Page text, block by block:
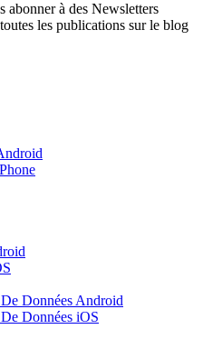
abonner à des Newsletters
les publications sur le blog
Données Android
Données iOS